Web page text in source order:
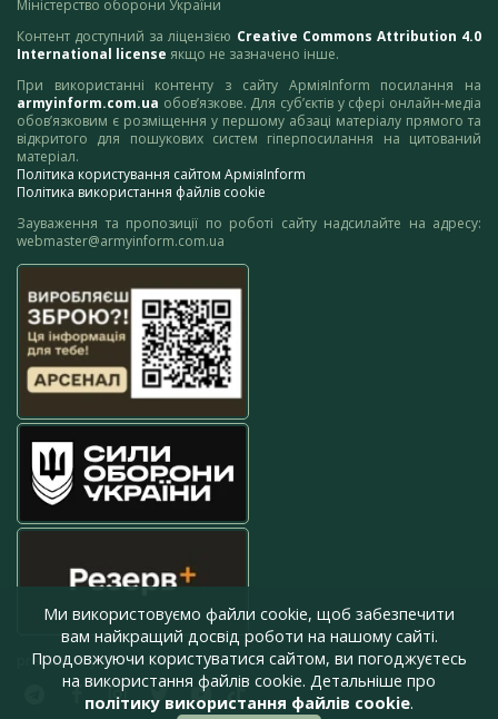
Міністерство оборони України
Контент доступний за ліцензією Creative Commons Attribution 4.0
International license якщо не зазначено інше.
При використанні контенту з сайту АрміяInform посилання на
armyinform.com.ua обов’язкове. Для суб’єктів у сфері онлайн-медіа
обов’язковим є розміщення у першому абзаці матеріалу прямого та
відкритого для пошукових систем гіперпосилання на цитований
матеріал.
Політика користування сайтом АрміяInform
Політика використання файлів cookie
Зауваження та пропозиції по роботі сайту надсилайте на адресу:
webmaster@armyinform.com.ua
press@armyinform.com.ua
Ми використовуємо файли cookie, щоб забезпечити
вам найкращий досвід роботи на нашому сайті.
Продовжуючи користуватися сайтом, ви погоджуєтесь
на використання файлів cookie. Детальніше про
політику використання файлів cookie.